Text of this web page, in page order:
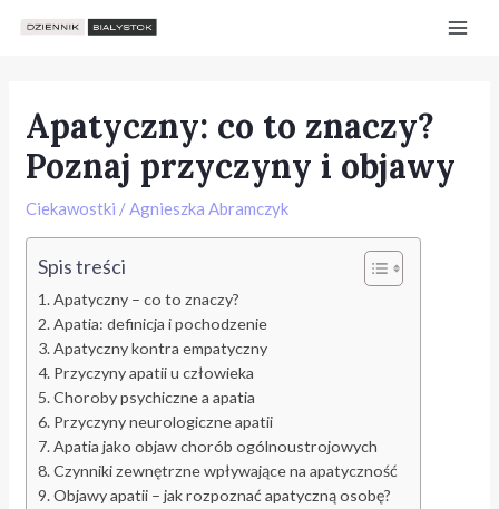
Main
Apatyczny: co to znaczy?
Poznaj przyczyny i objawy
Ciekawostki /Agnieszka Abramczyk
Spis treści
Apatyczny – co to znaczy?
Apatia: definicja i pochodzenie
Apatyczny kontra empatyczny
Przyczyny apatii u człowieka
Choroby psychiczne a apatia
Przyczyny neurologiczne apatii
Apatia jako objaw chorób ogólnoustrojowych
Czynniki zewnętrzne wpływające na apatyczność
Objawy apatii – jak rozpoznać apatyczną osobę?